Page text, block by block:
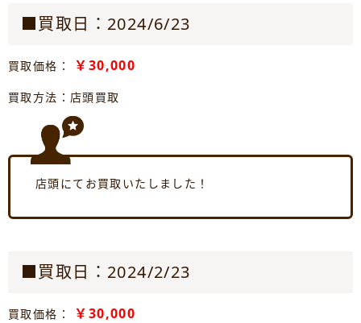
■買取日：2024/6/23
買取価格： ￥30,000
買取方法：店頭買取
店頭にてお買取いたしました！
■買取日：2024/2/23
買取価格： ￥30,000